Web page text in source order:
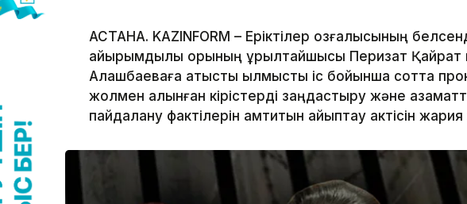
АСТАНА. KAZINFORM – Еріктілер қозғалысының
қайырымдылық қорының құрылтайшысы Перизат
Алашбаеваға қатысты қылмыстық іс бойынша сотта
жолмен алынған кірістерді заңдастыру және
пайдалану фактілерін қамтитын айыптау актісін жария